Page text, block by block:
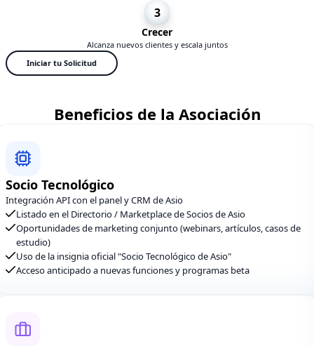
3
Crecer
Alcanza nuevos clientes y escala juntos
Iniciar tu Solicitud
Beneficios de la Asociación
Socio Tecnológico
Integración API con el panel y CRM de Asio
Listado en el Directorio / Marketplace de Socios de Asio
Oportunidades de marketing conjunto (webinars, artículos, casos de
estudio)
Uso de la insignia oficial "Socio Tecnológico de Asio"
Acceso anticipado a nuevas funciones y programas beta